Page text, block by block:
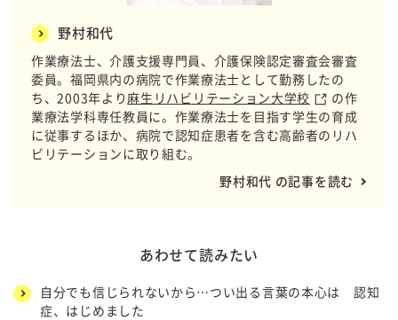
野村和代
作業療法士、介護支援専門員、介護保険認定審査会審査
委員。福岡県内の病院で作業療法士として勤務したの
ち、2003年より 麻生リハビリテーション大学校
の作
業療法学科専任教員に。作業療法士を目指す学生の育成
に従事するほか、病院で認知症患者を含む高齢者のリハ
ビリテーションに取り組む。
野村和代 の記事を読む
あわせて読みたい
自分でも信じられないから…つい出る言葉の本心は 認知
症、はじめました